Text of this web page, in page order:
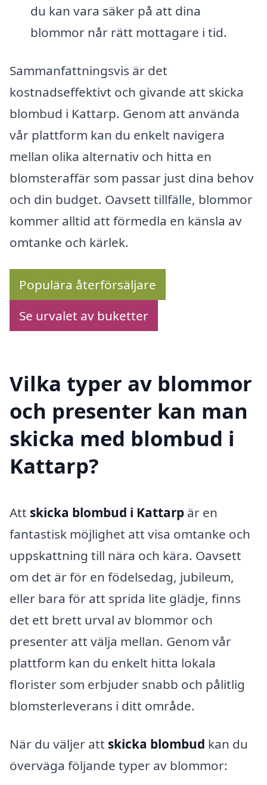
du kan vara säker på att dina
blommor når rätt mottagare i tid.
Sammanfattningsvis är det
kostnadseffektivt och givande att skicka
blombud i Kattarp. Genom att använda
vår plattform kan du enkelt navigera
mellan olika alternativ och hitta en
blomsteraffär som passar just dina behov
och din budget. Oavsett tillfälle, blommor
kommer alltid att förmedla en känsla av
omtanke och kärlek.
Populära återförsäljare
Se urvalet av buketter
Vilka typer av blommor
och presenter kan man
skicka med blombud i
Kattarp?
Att skicka blombud i Kattarp är en
fantastisk möjlighet att visa omtanke och
uppskattning till nära och kära. Oavsett
om det är för en födelsedag, jubileum,
eller bara för att sprida lite glädje, finns
det ett brett urval av blommor och
presenter att välja mellan. Genom vår
plattform kan du enkelt hitta lokala
florister som erbjuder snabb och pålitlig
blomsterleverans i ditt område.
När du väljer att skicka blombud kan du
överväga följande typer av blommor: